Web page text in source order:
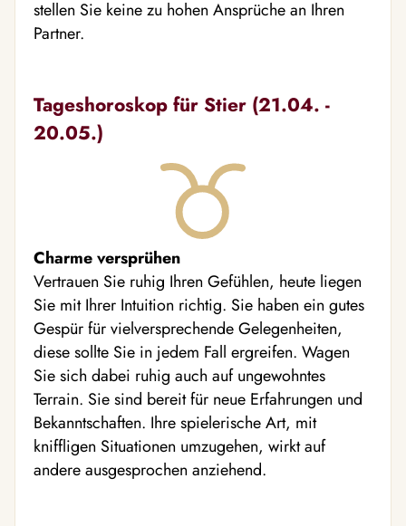
stellen Sie keine zu hohen Ansprüche an Ihren
Partner.
Tageshoroskop für Stier (21.04. -
20.05.)
Charme versprühen
Vertrauen Sie ruhig Ihren Gefühlen, heute liegen
Sie mit Ihrer Intuition richtig. Sie haben ein gutes
Gespür für vielversprechende Gelegenheiten,
diese sollte Sie in jedem Fall ergreifen. Wagen
Sie sich dabei ruhig auch auf ungewohntes
Terrain. Sie sind bereit für neue Erfahrungen und
Bekanntschaften. Ihre spielerische Art, mit
kniffligen Situationen umzugehen, wirkt auf
andere ausgesprochen anziehend.